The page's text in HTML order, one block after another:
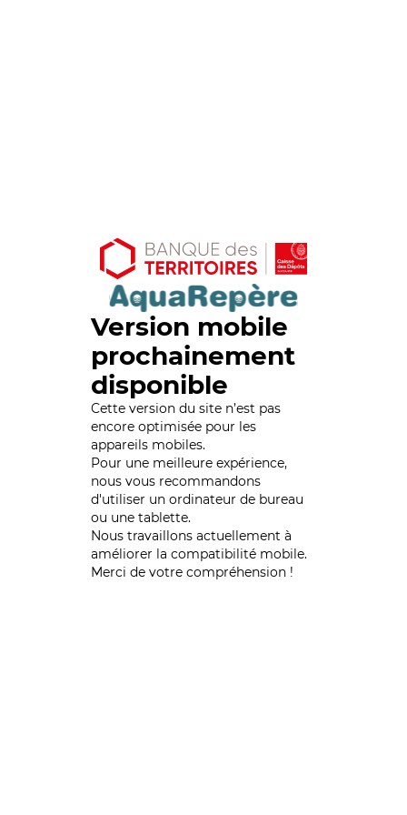
Version mobile
prochainement
disponible
Cette version du site n’est pas
encore optimisée pour les
appareils mobiles.
Pour une meilleure expérience,
nous vous recommandons
d'utiliser un ordinateur de bureau
ou une tablette.
Nous travaillons actuellement à
améliorer la compatibilité mobile.
Merci de votre compréhension !